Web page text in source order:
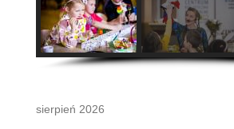
sierpień 2026